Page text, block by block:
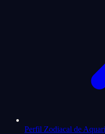
Perfil Zodiacal de